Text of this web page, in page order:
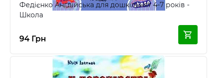
Федієнко Англійська для дошкільнят 4-7 років -
Школа
94 Грн